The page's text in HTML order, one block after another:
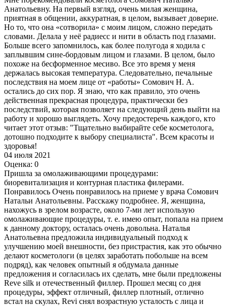
Анатольевну. На первый взгляд, очень милая женщина,
приятная в общении, аккуратная, в целом, вызывает доверие.
Но то, что она «сотворила» с моим лицом, сложно передать
словами. Делала у неё радиесс и нити в область под глазами.
Больше всего запомнилось, как более полугода я ходила с
заплывшим сине-бордовым лицом и глазами. В целом, было
похоже на бесформенное месиво. Все это время у меня
держалась высокая температура. Следовательно, печальные
последствия на моем лице от «работы» Сомович Н. А.
остались до сих пор. Я знаю, что как правило, это очень
действенная прекрасная процедура, практически без
последствий, которая позволяет на следующий день выйти на
работу и хорошо выглядеть. Хочу предостеречь каждого, кто
читает этот отзыв: "Тщательно выбирайте себе косметолога,
дотошно подходите к выбору специалиста". Всем красоты и
здоровья!
04 июля 2021
Оценка: 0
Пришла за омолаживающими процедурами:
биоревитализация​ и контурная пластика​ филерами.
Понравилось Очень понравилось на приеме у врача Сомович
Натальи Анатольевны. Расскажу подробнее. Я, женщина,
нахожусь в зрелом возрасте, около 7-ми лет использую
омолаживающие процедуры, т. е. имею опыт, попала на прием
к данному доктору, осталась очень довольна. Наталья
Анатольевна предложила индивидуальный подход к
улучшению моей внешности, без пристрастия, как это обычно
делают косметологи (в целях зарабoтать побольше на всем
подряд), как человек опытный я обдумала данные
предложения и согласилась их сделать, мне были предложены
Reve silk и отечественный филлер. Прошел месяц со дня
процедуры, эффект отличный, филлер плотный, отлично
встал на скулах, Revi снял возрастную усталость с лица и